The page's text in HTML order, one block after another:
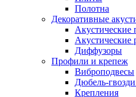
Полотна
Декоративные
Акустические
Акустические
Диффузоры
Профили и крепеж
Виброподвесы
Дюбель-
Крепления